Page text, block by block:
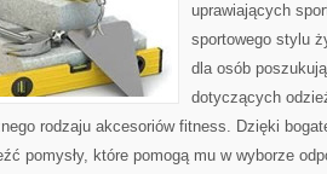
uprawiających
sportowego stylu
dla osób
dotyczących
rodzaju akcesoriów fitness. Dzięki
pomysły, które pomogą mu w wyborze